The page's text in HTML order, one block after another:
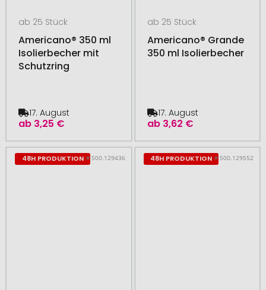
ab 25 Stück
Americano® 350 ml
Isolierbecher mit
Schutzring
ab 3,25 €
17. August
ab 25 Stück
Americano® Grande
350 ml Isolierbecher
ab 3,62 €
17. August
48H PRODUKTION # 500.129436 48H PRODUKTION # 500.129552